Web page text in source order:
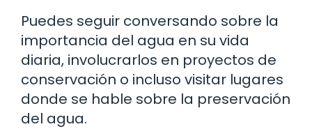
Puedes seguir conversando sobre la
importancia del agua en su vida
diaria, involucrarlos en proyectos de
conservación o incluso visitar lugares
donde se hable sobre la preservación
del agua.